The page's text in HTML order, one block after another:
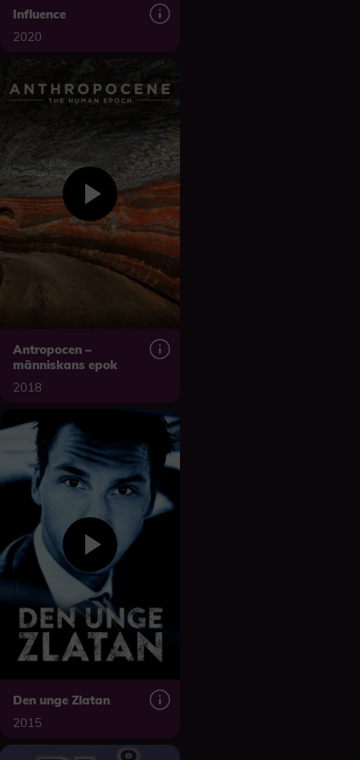
Influence
2020
Antropocen –
människans epok
2018
Den unge Zlatan
2015